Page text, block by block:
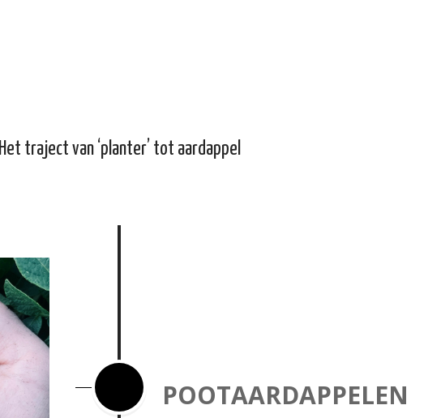
Het traject van ‘planter’ tot aardappel
POOTAARDAPPELEN